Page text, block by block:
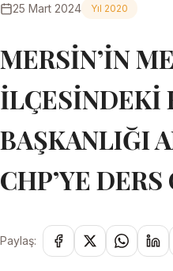
25 Mart 2024 Yıl 2020
MERSİN’İN
İLÇESİNDEKİ
BAŞKANLIĞI
CHP’YE
Paylaş: